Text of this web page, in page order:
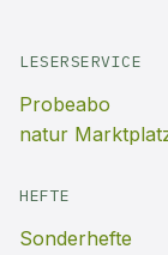
LESERSERVICE
Probeabo
natur
HEFTE
Sonderhefte